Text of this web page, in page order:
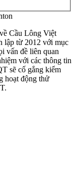
Cầu Lông Việt
lập từ 2012 với mục
vấn đề liên quan
với các thông tin
sẽ cố gắng kiểm
hoạt động thử